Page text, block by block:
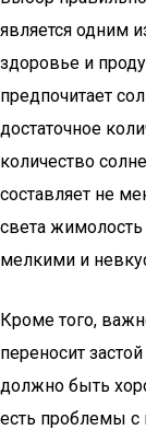
является одним
здоровье и
предпочитает
достаточное
количество
составляет не
света
мелкими и
Кроме того,
переносит
должно быть
есть проблемы с